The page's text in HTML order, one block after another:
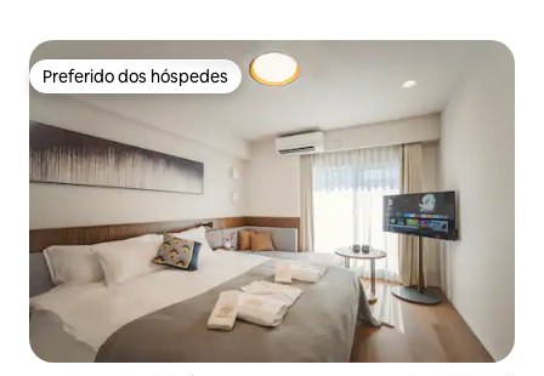
Preferido dos hóspedes
Preferido dos hóspedes